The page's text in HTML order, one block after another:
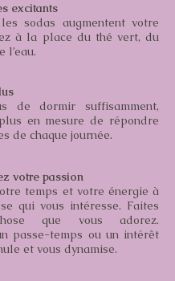
excitants
sodas augmentent votre
à la place du thé vert, du
l’eau.
de dormir suffisamment,
en mesure de répondre
de chaque journée.
votre passion
temps et votre énergie à
qui vous intéresse. Faites
que vous adorez.
passe-temps ou un intérêt
et vous dynamise.